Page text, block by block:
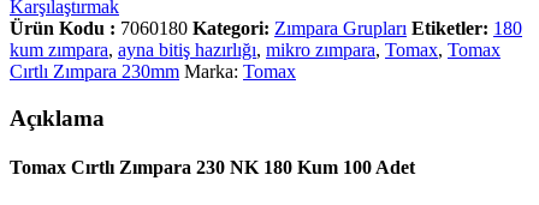
Karşılaştırmak
Ürün Kodu : 7060180 Kategori: Zımpara Grupları Etiketler: 180
kum zımpara, ayna bitiş hazırlığı, mikro zımpara, Tomax, Tomax
Cırtlı Zımpara 230mm Marka: Tomax
Açıklama
Tomax Cırtlı Zımpara 230 NK 180 Kum 100 Adet